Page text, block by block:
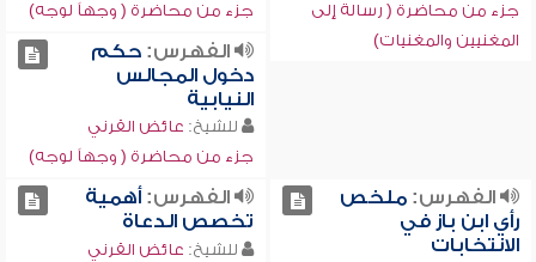
جزء من محاضرة ( رسالة إلى
المغنيين والمغنيات)
جزء من محاضرة ( وجهاً لوجه)
الفهرس:حكم
دخول المجالس
النيابية
للشيخ: عائض القرني
جزء من محاضرة ( وجهاً لوجه)
الفهرس:ملخص
رأي ابن باز في
الانتخابات
الفهرس:أهمية
تخصص الدعاة
للشيخ: عائض القرني